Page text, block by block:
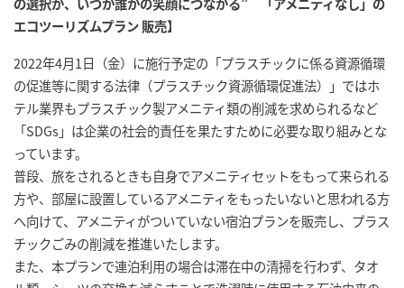
エコツーリズムプラン 販売】
2022年4月1日（金）に施行予定の「プラスチックに係る資源循環
の促進等に関する法律（プラスチック資源循環促進法）」ではホ
テル業界もプラスチック製アメニティ類の削減を求められるなど
「SDGs」は企業の社会的責任を果たすために必要な取り組みとな
っています。
普段、旅をされるときも自身でアメニティセットをもって来られる
方や、部屋に設置しているアメニティをもったいないと思われる方
へ向けて、アメニティがついていない宿泊プランを販売し、プラス
チックごみの削減を推進いたします。
また、本プランで連泊利用の場合は滞在中の清掃を行わず、タオ